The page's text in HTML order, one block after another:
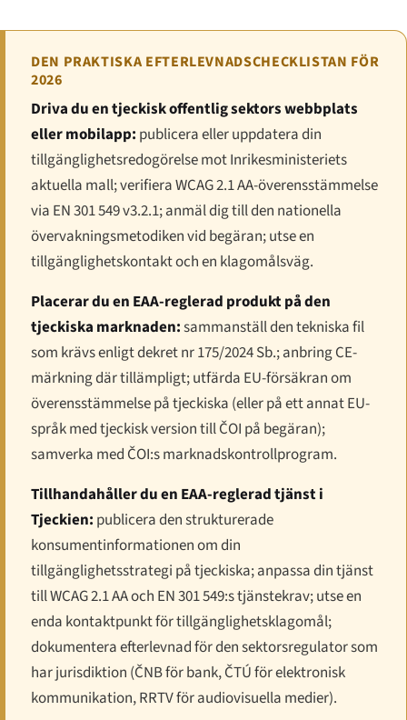
DEN PRAKTISKA EFTERLEVNADSCHECKLISTAN FÖR
2026
Driva du en tjeckisk offentlig sektors webbplats
eller mobilapp: publicera eller uppdatera din
tillgänglighetsredogörelse mot Inrikesministeriets
aktuella mall; verifiera WCAG 2.1 AA-överensstämmelse
via EN 301 549 v3.2.1; anmäl dig till den nationella
övervakningsmetodiken vid begäran; utse en
tillgänglighetskontakt och en klagomålsväg.
Placerar du en EAA-reglerad produkt på den
tjeckiska marknaden:sammanställ den tekniska fil
som krävs enligt dekret nr 175/2024 Sb.; anbring CE-
märkning där tillämpligt; utfärda EU-försäkran om
överensstämmelse på tjeckiska (eller på ett annat EU-
språk med tjeckisk version till ČOI på begäran);
samverka med ČOI:s marknadskontrollprogram.
Tillhandahåller du en EAA-reglerad tjänst i
Tjeckien: publicera den strukturerade
konsumentinformationen om din
tillgänglighetsstrategi på tjeckiska; anpassa din tjänst
till WCAG 2.1 AA och EN 301 549:s tjänstekrav; utse en
enda kontaktpunkt för tillgänglighetsklagomål;
dokumentera efterlevnad för den sektorsregulator som
har jurisdiktion (ČNB för bank, ČTÚ för elektronisk
kommunikation, RRTV för audiovisuella medier).